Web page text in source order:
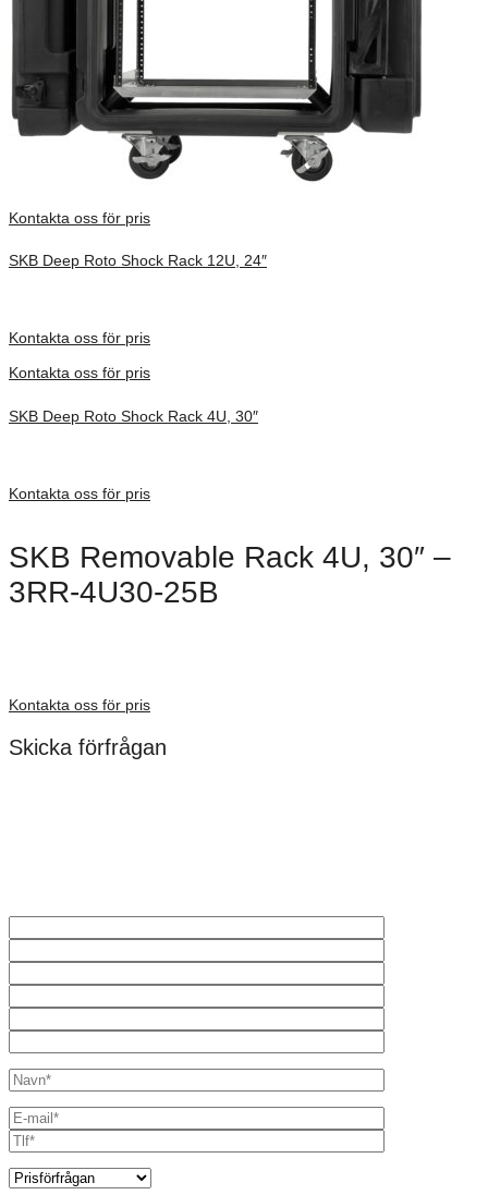
Kontakta oss för pris
SKB Deep Roto Shock Rack 12U, 24″
Kontakta oss för pris
Kontakta oss för pris
SKB Deep Roto Shock Rack 4U, 30″
Kontakta oss för pris
SKB Removable Rack 4U, 30″ –
3RR-4U30-25B
Kontakta oss för pris
Skicka förfrågan